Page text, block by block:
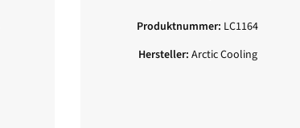
Produktnummer: LC1164
Hersteller: Arctic Cooling